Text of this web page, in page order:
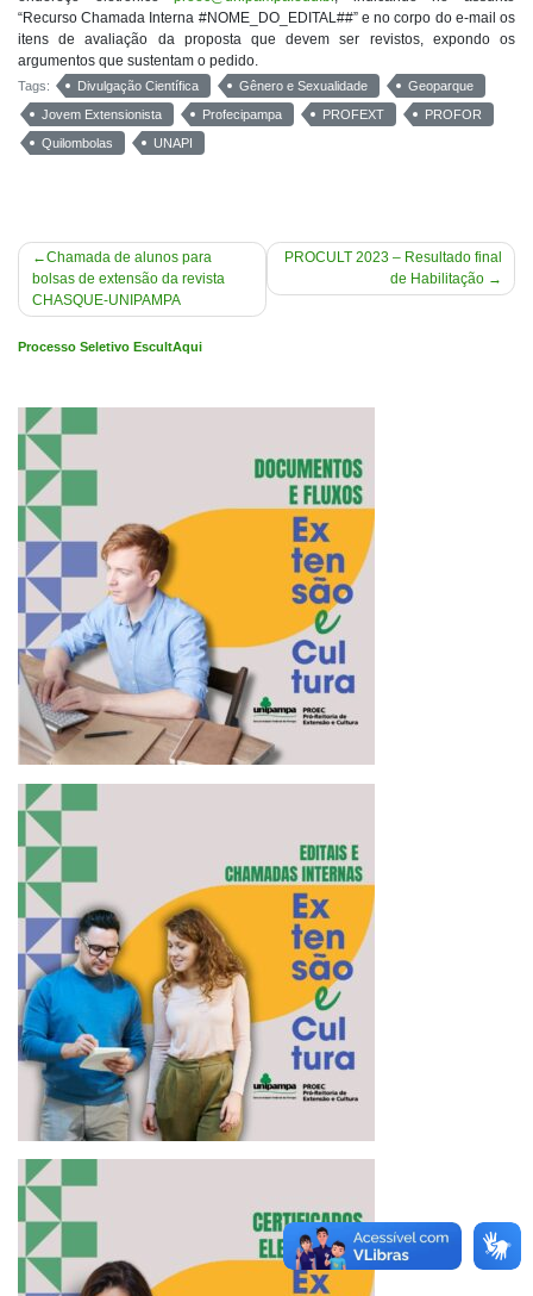
“Recurso Chamada Interna #NOME_DO_EDITAL##” e no corpo do e-mail os
itens de avaliação da proposta que devem ser revistos, expondo os
argumentos que sustentam o pedido.
Tags: Divulgação Científica Gênero e Sexualidade
Geoparque
Jovem Extensionista
Profecipampa PROFEXT
PROFOR
Quilombolas
UNAPI
Navegação
de
Post
Chamada de alunos para
bolsas de extensão da revista
CHASQUE-UNIPAMPA
PROCULT 2023 – Resultado final
de Habilitação
Processo Seletivo EscultAqui